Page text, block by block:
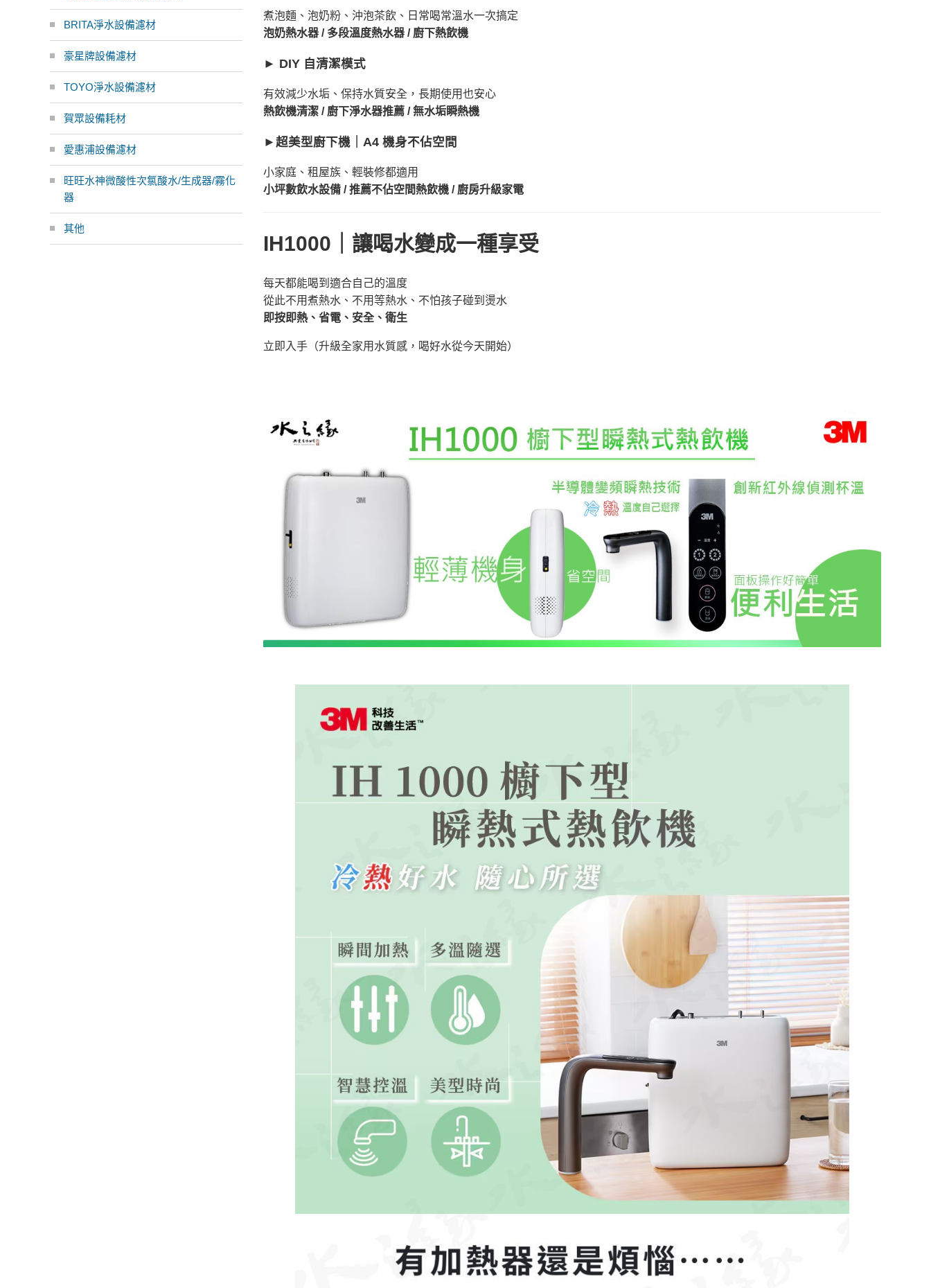
煮泡麵、泡奶粉、沖泡茶飲、日常喝常溫水一次搞定
泡奶熱水器 / 多段溫度熱水器 / 廚下熱飲機
► DIY 自清潔模式
有效減少水垢、保持水質安全，長期使用也安心
熱飲機清潔 / 廚下淨水器推薦 / 無水垢瞬熱機
►超美型廚下機｜A4 機身不佔空間
小家庭、租屋族、輕裝修都適用
小坪數飲水設備 / 推薦不佔空間熱飲機 / 廚房升級家電
IH1000｜讓喝水變成一種享受
每天都能喝到適合自己的溫度
從此不用煮熱水、不用等熱水、不怕孩子碰到燙水
即按即熱、省電、安全、衛生
立即入手（升級全家用水質感，喝好水從今天開始）
BRITA淨水設備濾材
豪星牌設備濾材
TOYO淨水設備濾材
賀眾設備耗材
愛惠浦設備濾材
旺旺水神微酸性次氯酸水/生成器/霧化
器
其他